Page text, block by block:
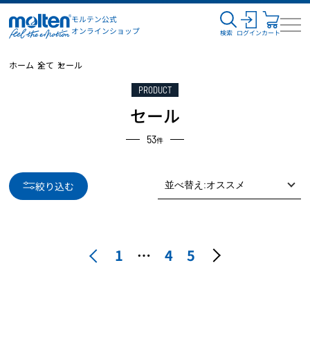
モルテン公式
オンラインショップ
検索 ログインカート
ホーム 全て セール
PRODUCT
セール
53件
絞り込む
1 … 4 5